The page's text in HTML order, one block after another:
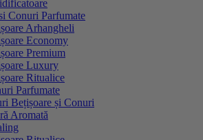
Conuri Parfumate
Arhangheli
Economy
Premium
Luxury
Ritualice
Parfumate
Bețișoare și Conuri
Aromată